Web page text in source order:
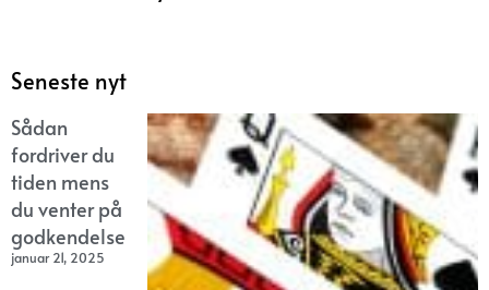
Seneste nyt
Sådan
fordriver du
tiden mens
du venter på
godkendelse
januar 21, 2025